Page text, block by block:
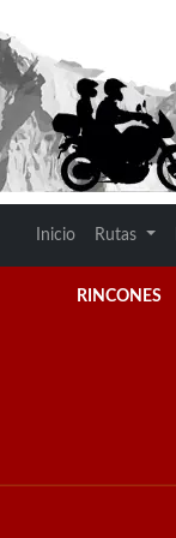
Inicio Rutas
RINCONES